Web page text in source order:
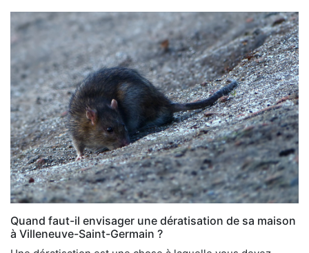
Quand faut-il envisager une dératisation de sa maison
à Villeneuve-Saint-Germain ?